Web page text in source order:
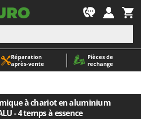
Réparation
après‑vente
Pièces de
rechange
tracteurs tondeuses autoportés
pour gazon
de terre pour tracteur
à chariot en aluminium
- 4 temps à essence